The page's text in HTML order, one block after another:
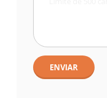
ENVIAR